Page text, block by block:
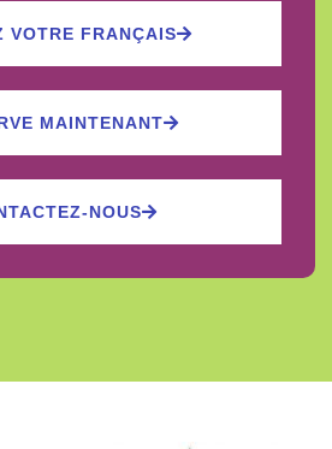
VOTRE FRANÇAIS
MAINTENANT
NOUS